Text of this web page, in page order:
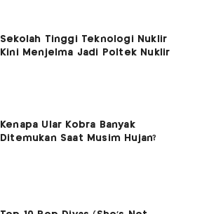
Sekolah Tinggi Teknologi Nuklir
Kini Menjelma Jadi Poltek Nuklir
Kenapa Ular Kobra Banyak
Ditemukan Saat Musim Hujan?